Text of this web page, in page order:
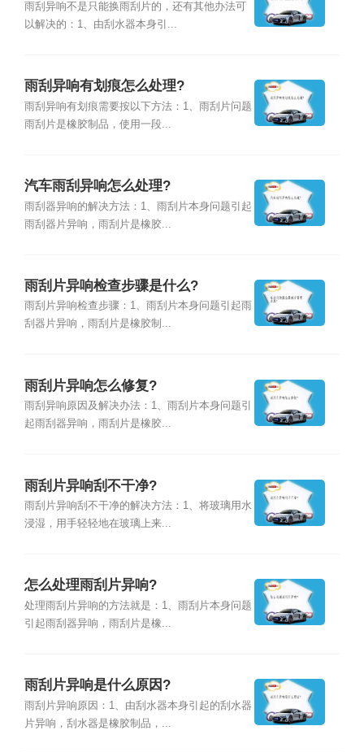
雨刮异响不是只能换雨刮片的，还有其他办法可
以解决的：1、由刮水器本身引...
雨刮异响有划痕怎么处理?
雨刮异响有划痕需要按以下方法：1、雨刮片问题
雨刮片是橡胶制品，使用一段...
汽车雨刮异响怎么处理?
雨刮器异响的解决方法：1、雨刮片本身问题引起
雨刮器片异响，雨刮片是橡胶...
雨刮片异响检查步骤是什么?
雨刮片异响检查步骤：1、雨刮片本身问题引起雨
刮器片异响，雨刮片是橡胶制...
雨刮片异响怎么修复?
雨刮异响原因及解决办法：1、雨刮片本身问题引
起雨刮器异响，雨刮片是橡胶...
雨刮片异响刮不干净?
雨刮片异响刮不干净的解决方法：1、将玻璃用水
浸湿，用手轻轻地在玻璃上来...
怎么处理雨刮片异响?
处理雨刮片异响的方法就是：1、雨刮片本身问题
引起雨刮器异响，雨刮片是橡...
雨刮片异响是什么原因?
雨刮片异响原因：1、由刮水器本身引起的刮水器
片异响，刮水器是橡胶制品，...